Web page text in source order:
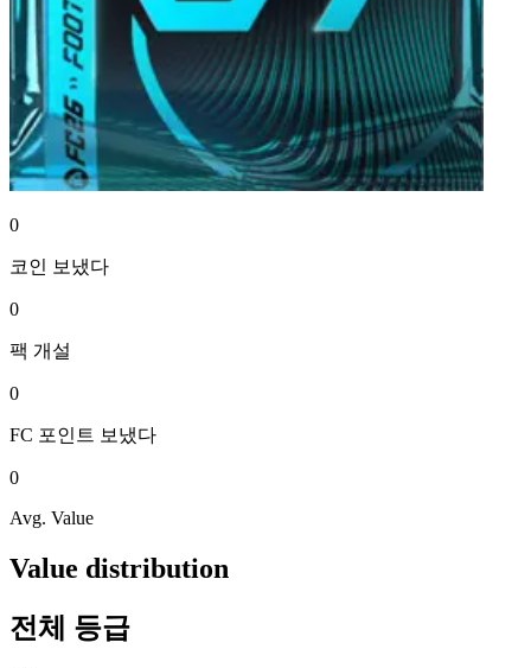
0
코인 보냈다
0
팩 개설
0
FC 포인트 보냈다
0
Avg. Value
Value distribution
전체 등급